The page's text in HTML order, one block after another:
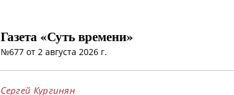
Газета «Суть времени»
№677 от 2 августа 2026 г.
Сергей Кургинян